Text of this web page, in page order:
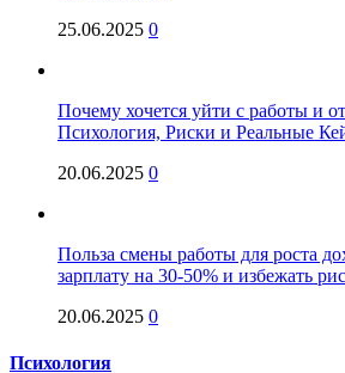
25.06.2025 0
Почему хочется уйти с работы и
Психология, Риски и Реальные
20.06.2025 0
Польза смены работы для роста
зарплату на 30-50% и избежать
20.06.2025 0
Психология